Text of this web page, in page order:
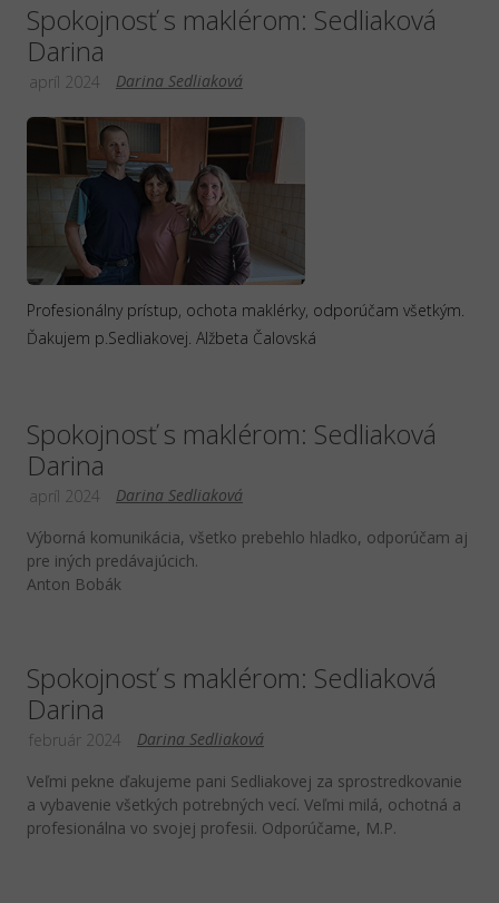
Spokojnosť s maklérom: Sedliaková
Darina
Darina Sedliaková
apríl 2024
Profesionálny prístup, ochota maklérky, odporúčam všetkým.
Ďakujem p.Sedliakovej. Alžbeta Čalovská
Spokojnosť s maklérom: Sedliaková
Darina
Darina Sedliaková
apríl 2024
Výborná komunikácia, všetko prebehlo hladko, odporúčam aj
pre iných predávajúcich.
Anton Bobák
Spokojnosť s maklérom: Sedliaková
Darina
Darina Sedliaková
február 2024
Veľmi pekne ďakujeme pani Sedliakovej za sprostredkovanie
a vybavenie všetkých potrebných vecí. Veľmi milá, ochotná a
profesionálna vo svojej profesii. Odporúčame, M.P.